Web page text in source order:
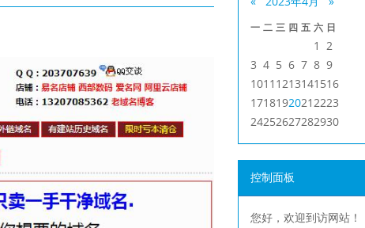
一 二 三 四 五 六 日
1 2
3 4 5 6 7 8 9
1011 1213141516
17181920212223
24252627282930
控制面板
您好，欢迎到访网站！